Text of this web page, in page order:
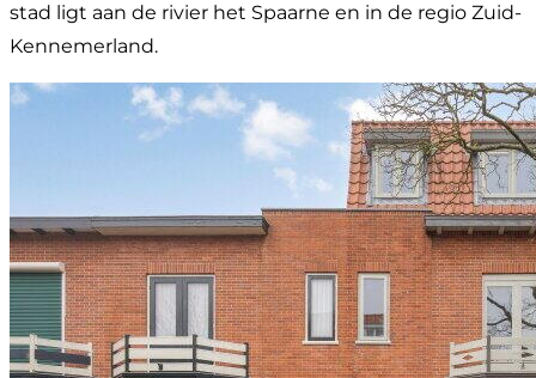
stad ligt aan de rivier het Spaarne en in de regio Zuid-
Kennemerland.